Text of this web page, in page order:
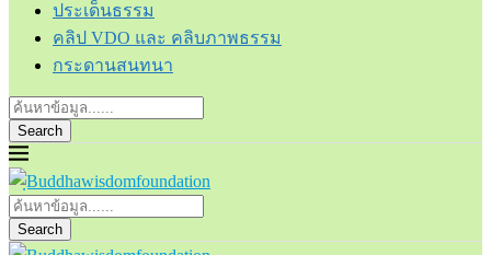
ประเด็นธรรม
คลิป VDO และ คลิบภาพธรรม
กระดานสนทนา
Search
Search